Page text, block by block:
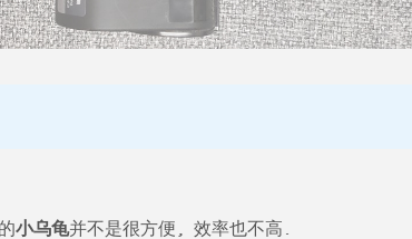
小乌龟并不是很方便, 效率也不高.